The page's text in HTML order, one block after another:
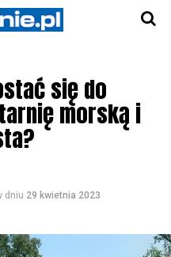
się do
morską i
dniu 29 kwietnia 2023